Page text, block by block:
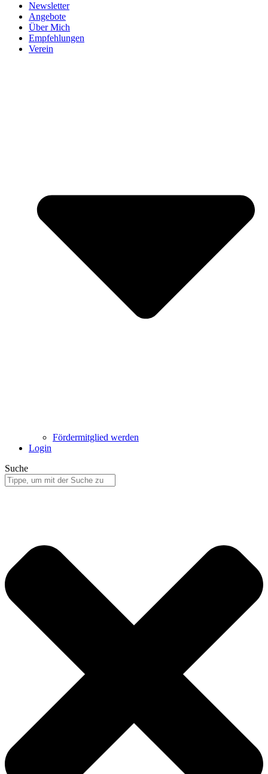
Newsletter
Angebote
Über Mich
Empfehlungen
Verein
Fördermitglied werden
Login
Suche